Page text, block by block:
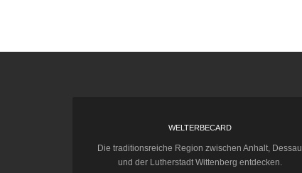
WELTERBECARD
Die traditionsreiche Region zwischen Anhalt, Dessau
und der Lutherstadt Wittenberg entdecken.